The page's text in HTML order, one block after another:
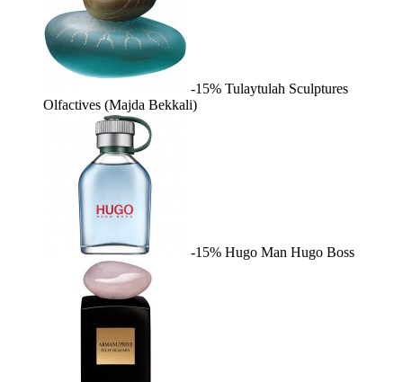
-15% Tulaytulah Sculptures
Olfactives (Majda Bekkali)
-15% Hugo Man Hugo Boss